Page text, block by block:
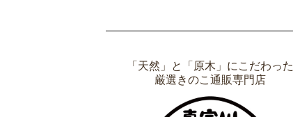
「天然」と「原木」にこだわった
厳選きのこ通販専門店